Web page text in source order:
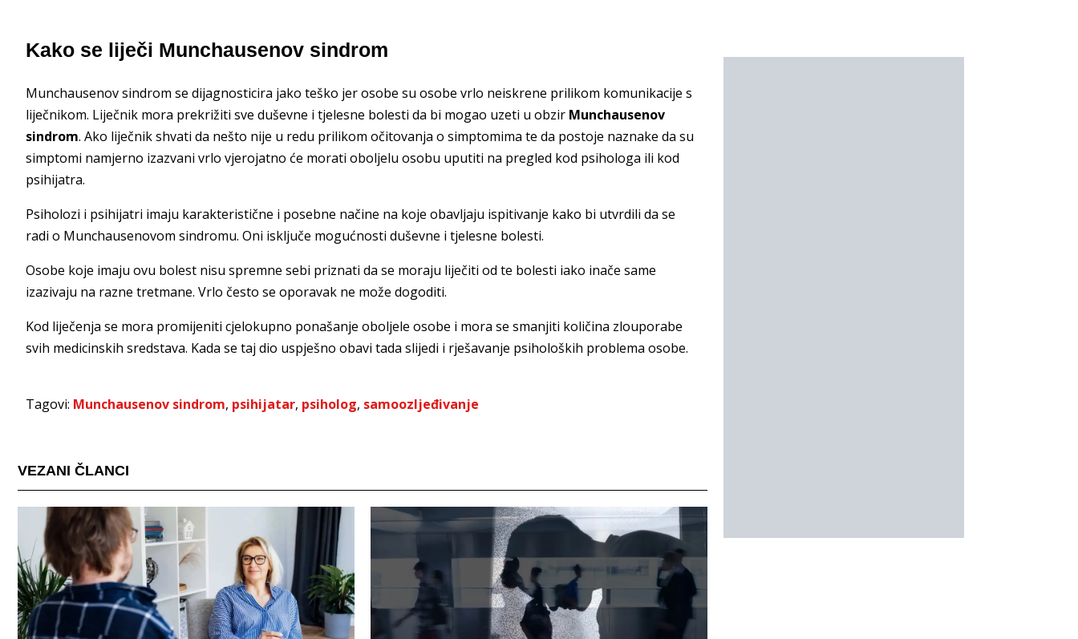
Kako se liječi Munchausenov sindrom
Munchausenov sindrom se dijagnosticira jako teško jer osobe su osobe vrlo neiskrene prilikom komunikacije s
liječnikom. Liječnik mora prekrižiti sve duševne i tjelesne bolesti da bi mogao uzeti u obzir Munchausenov
sindrom. Ako liječnik shvati da nešto nije u redu prilikom očitovanja o simptomima te da postoje naznake da su
simptomi namjerno izazvani vrlo vjerojatno će morati oboljelu osobu uputiti na pregled kod psihologa ili kod
psihijatra.
Psiholozi i psihijatri imaju karakteristične i posebne načine na koje obavljaju ispitivanje kako bi utvrdili da se
radi o Munchausenovom sindromu. Oni isključe mogućnosti duševne i tjelesne bolesti.
Osobe koje imaju ovu bolest nisu spremne sebi priznati da se moraju liječiti od te bolesti iako inače same
izazivaju na razne tretmane. Vrlo često se oporavak ne može dogoditi.
Kod liječenja se mora promijeniti cjelokupno ponašanje oboljele osobe i mora se smanjiti količina zlouporabe
svih medicinskih sredstava. Kada se taj dio uspješno obavi tada slijedi i rješavanje psiholoških problema osobe.
Tagovi: Munchausenov sindrom, psihijatar, psiholog, samoozljeđivanje
VEZANI ČLANCI